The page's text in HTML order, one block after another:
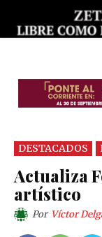
DESTACADOS
Actualiza
artístico
Por Víctor